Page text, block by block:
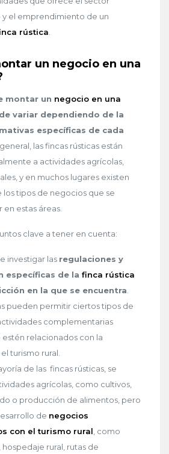
y el emprendimiento de un
rústica.
un negocio en una
montar un negocio en una
variar dependiendo de la
específicas de cada
las fincas rústicas están
a actividades agrícolas,
y en muchos lugares existen
los tipos de negocios que se
estas áreas.
clave a tener en cuenta:
investigar las regulaciones y
específicas de la finca rústica
en la que se encuentra.
pueden permitir ciertos tipos de
complementarias
relacionados con la
turismo rural.
de las fincas rústicas, se
agrícolas, como cultivos,
o producción de alimentos, pero
de negocios
con el turismo rural, como
rural, rutas de